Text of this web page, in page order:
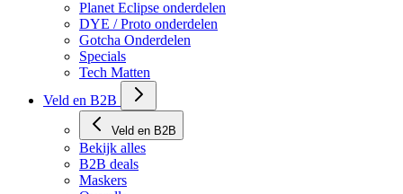
Onderdelen divers
Planet Eclipse onderdelen
DYE / Proto onderdelen
Gotcha Onderdelen
Specials
Tech Matten
Veld en B2B
Veld en B2B
Bekijk alles
B2B deals